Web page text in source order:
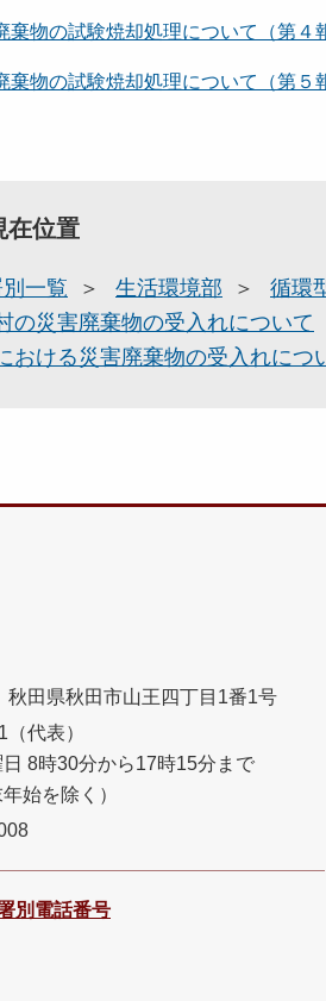
棄物の試験焼却処理について（第４
棄物の試験焼却処理について（第５
在位置
一覧 生活環境部 循環
の災害廃棄物の受入れについて
おける災害廃棄物の受入れにつ
田県秋田市山王四丁目1番1号
代表）
日 8時30分から17時15分まで
始を除く）
別電話番号